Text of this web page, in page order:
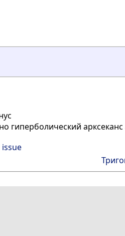
гиперболический арксеканс